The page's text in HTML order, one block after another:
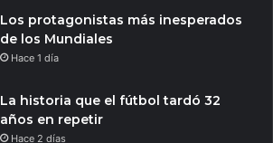
Los protagonistas más inesperados
de los Mundiales
Hace 1 día
La historia que el fútbol tardó 32
años en repetir
Hace 2 días